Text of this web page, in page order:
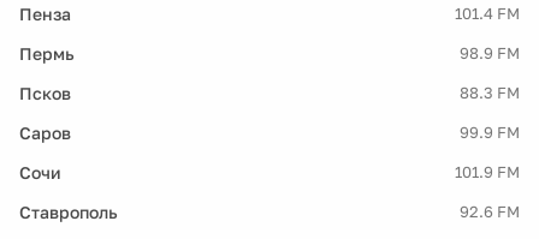
Пенза 101.4 FM
Пермь 98.9 FM
Псков 88.3 FM
Саров 99.9 FM
Сочи 101.9 FM
Ставрополь 92.6 FM